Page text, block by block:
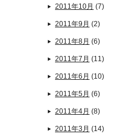
2011年10月 (7)
2011年9月 (2)
2011年8月 (6)
2011年7月 (11)
2011年6月 (10)
2011年5月 (6)
2011年4月 (8)
2011年3月 (14)